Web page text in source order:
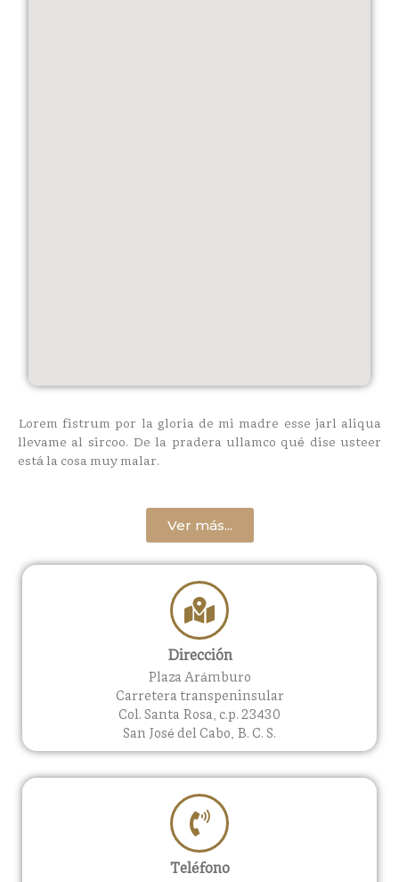
Lorem fistrum por la gloria de mi madre esse jarl aliqua
llevame al sircoo. De la pradera ullamco qué dise usteer
está la cosa muy malar.
Ver más...
Dirección
Plaza Arámburo
Carretera transpeninsular
Col. Santa Rosa, c.p. 23430
San José del Cabo, B. C. S.
Teléfono